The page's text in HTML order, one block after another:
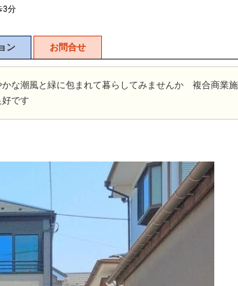
3分
ン お問合せ
な潮風と緑に包まれて暮らしてみませんか 複合商業
です